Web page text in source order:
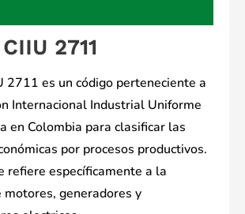
2711
2711 es un código perteneciente a
Internacional Industrial Uniforme
en Colombia para clasificar las
por procesos productivos.
refiere específicamente a la
motores, generadores y